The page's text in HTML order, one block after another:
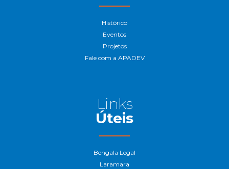
Histórico
Eventos
Projetos
Fale com a APADEV
Links
Úteis
Bengala Legal
Laramara